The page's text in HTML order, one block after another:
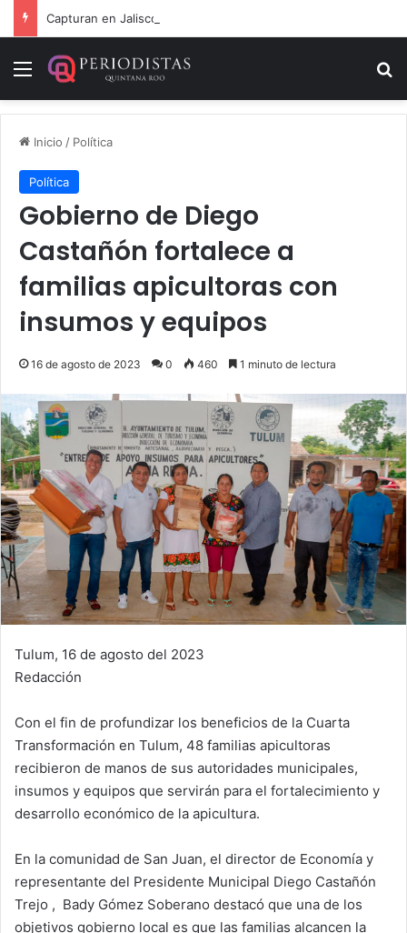
Menú
Inicio / Política
Política
Gobierno de Diego
Castañón fortalece a
familias apicultoras con
insumos y equipos
16 de agosto de 2023 0 460 1 minuto de lectura
Tulum, 16 de agosto del 2023
Redacción
Con el fin de profundizar los beneficios de la Cuarta
Transformación en Tulum, 48 familias apicultoras
recibieron de manos de sus autoridades municipales,
insumos y equipos que servirán para el fortalecimiento y
desarrollo económico de la apicultura.
En la comunidad de San Juan, el director de Economía y
representante del Presidente Municipal Diego Castañón
Trejo , Bady Gómez Soberano destacó que una de los
objetivos gobierno local es que las familias alcancen la